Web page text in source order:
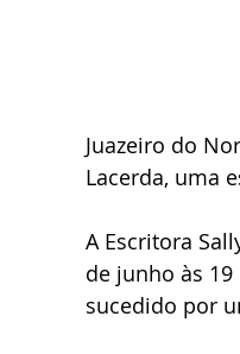
Juazeiro do
Lacerda, uma
A Escritora
de junho às 19
sucedido por